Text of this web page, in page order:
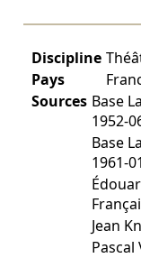
Discipline
Pays
Sources Base
1952-
Base
1961-
Jean
Pascal